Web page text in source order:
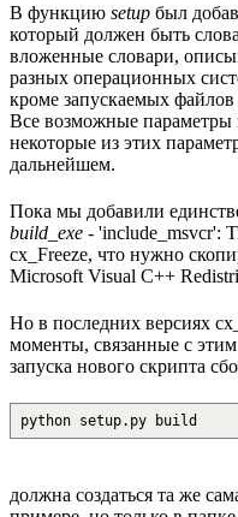
В функцию setup был
который должен быть
вложенные словари,
разных операционных
кроме запускаемых
Все возможные
некоторые из этих
дальнейшем.
Пока мы добавили
build_exe - 'include_msvcr':
cx_Freeze, что нужно
Microsoft Visual C++
Но в последних версиях
моменты, связанные с
запуска нового скрипта
python setup.py build
должна создаться та же